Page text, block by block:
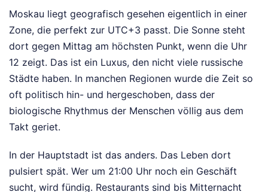
Moskau liegt geografisch gesehen eigentlich in einer
Zone, die perfekt zur UTC+3 passt. Die Sonne steht
dort gegen Mittag am höchsten Punkt, wenn die Uhr
12 zeigt. Das ist ein Luxus, den nicht viele russische
Städte haben. In manchen Regionen wurde die Zeit so
oft politisch hin- und hergeschoben, dass der
biologische Rhythmus der Menschen völlig aus dem
Takt geriet.
In der Hauptstadt ist das anders. Das Leben dort
pulsiert spät. Wer um 21:00 Uhr noch ein Geschäft
sucht, wird fündig. Restaurants sind bis Mitternacht